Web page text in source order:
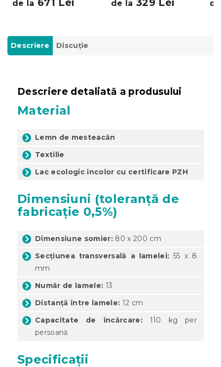
de la de la
Descriere Discuţie
Descriere detaliată a produsului
Material
Lemn de mesteacăn
Textilie
Lac ecologic incolor cu certificare PZH
Dimensiuni (toleranță de
fabricație 0,5%)
Dimensiune somier: 80 x 200 cm
Secțiunea transversală a lamelei: 55 x 8
mm
Număr de lamele: 13
Distanță între lamele: 12 cm
Capacitate de încărcare:110 kg per
persoană
Specificații